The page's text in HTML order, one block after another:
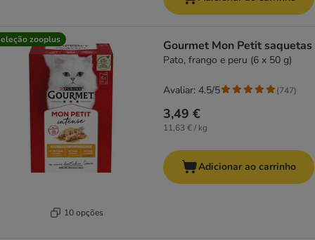
zooplus
10 opções
Gourmet Mon Petit saquetas
Pato, frango e peru (6 x 50 g)
3,49 €
11,63 € / kg
Avaliar: 4.5/5 (747)
Adicionar ao carrinho